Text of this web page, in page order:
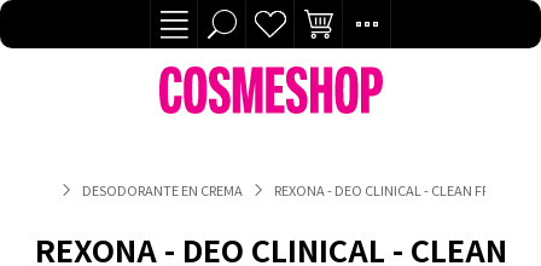
DESODORANTE EN CREMA REXONA - DEO CLINICAL - CLEAN FRESH - 48
REXONA - DEO CLINICAL - CLEAN